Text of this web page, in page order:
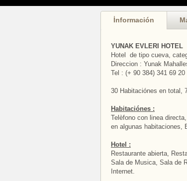
İnformación
YUNAK EVLERI HOTEL
Hotel de tipo cueva,
Direccion : Yunak
Tel : (+ 90 384) 341 69 20
30 Habitaciónes en total,
Habitaciónes :
Telèfono con linea
en algunas habitaciones,
Hotel :
Restaurante abierta,
Sala de Musica, Sala de
Internet.